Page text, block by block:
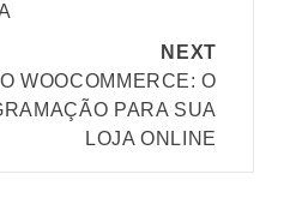
NEXT
WOOCOMMERCE: O
PARA SUA
LOJA ONLINE